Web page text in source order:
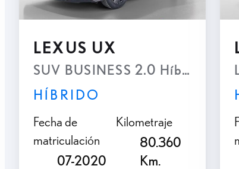
personalizado por
teléfono
LEXUS UX
SUV BUSINESS 2.0 Híbrido
HÍBRIDO
Fecha de
matriculación
07-2020
Kilometraje
80.360
Km.